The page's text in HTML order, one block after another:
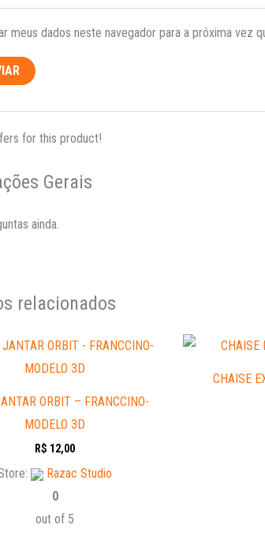
meus dados neste navegador para a próxima vez
for this product!
Gerais
ainda.
relacionados
ORBIT – FRANCCINO-
MODELO 3D
R$ 12,00
Razac Studio
0
out of 5
CHAISE